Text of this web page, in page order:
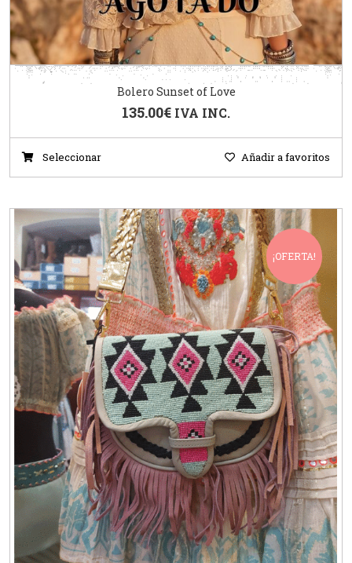
Bolero Sunset of Love
135.00€ IVA INC.
Seleccionar Añadir a favoritos
¡OFERTA!